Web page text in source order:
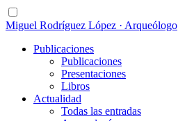
Miguel Rodríguez López · Arqueólogo
Publicaciones
Publicaciones
Presentaciones
Libros
Actualidad
Todas las entradas